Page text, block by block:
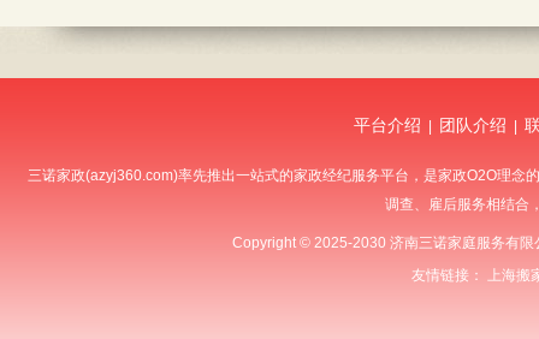
平台介绍 团队介绍 |
三诺家政(azyj360.com)率先推出一站式的家政经纪服务平台，是家政O2O理
调查、雇后服务相结合
Copyright © 2025-2030 济南三诺家庭服务有限
友情链接： 上海搬